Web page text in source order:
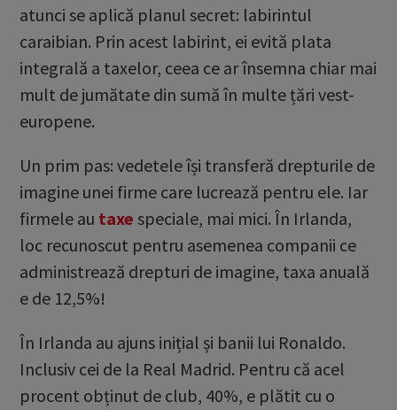
atunci se aplică planul secret: labirintul
caraibian. Prin acest labirint, ei evită plata
integrală a taxelor, ceea ce ar însemna chiar mai
mult de jumătate din sumă în multe țări vest-
europene.
Un prim pas: vedetele își transferă drepturile de
imagine unei firme care lucrează pentru ele. Iar
firmele au taxe speciale, mai mici. În Irlanda,
loc recunoscut pentru asemenea companii ce
administrează drepturi de imagine, taxa anuală
e de 12,5%!
În Irlanda au ajuns inițial și banii lui Ronaldo.
Inclusiv cei de la Real Madrid. Pentru că acel
procent obținut de club, 40%, e plătit cu o